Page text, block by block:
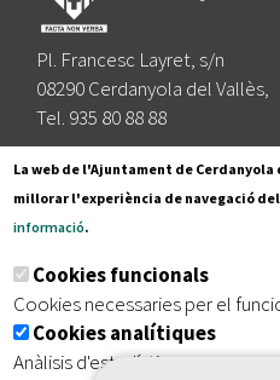
Pl. Francesc Layret, s/n
08290 Cerdanyola del Vallès,
Tel. 935 80 88 88
Segueix-nos a:
Subscriu-te al nostre
Inici | Avís legal |
| Accessibilitat
La web de l'Ajuntament de
millorar l'experiència de navegació
informació.
Cookies funcionals
Cookies necessaries per el
Cookies analítiques
Anàlisis d'estadístiques que